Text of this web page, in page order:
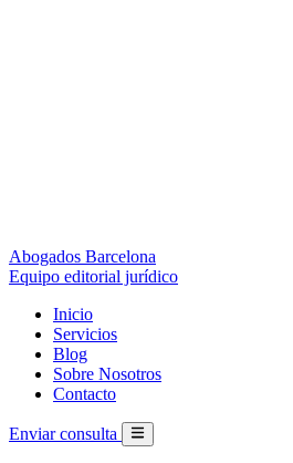
Abogados Barcelona
Equipo editorial jurídico
Inicio
Servicios
Blog
Sobre Nosotros
Contacto
Enviar consulta